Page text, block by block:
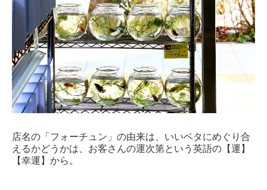
店名の「フォーチュン」の由来は、いいベタにめぐり合
えるかどうかは、お客さんの運次第という英語の【運】
【幸運】から。